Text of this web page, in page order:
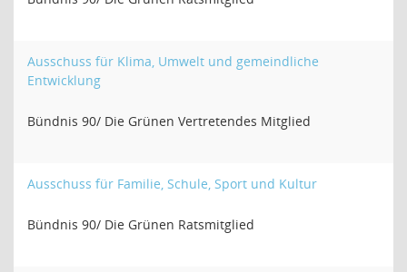
Ausschuss für Klima, Umwelt und gemeindliche
Entwicklung
Bündnis 90/ Die Grünen Vertretendes Mitglied
Ausschuss für Familie, Schule, Sport und Kultur
Bündnis 90/ Die Grünen Ratsmitglied